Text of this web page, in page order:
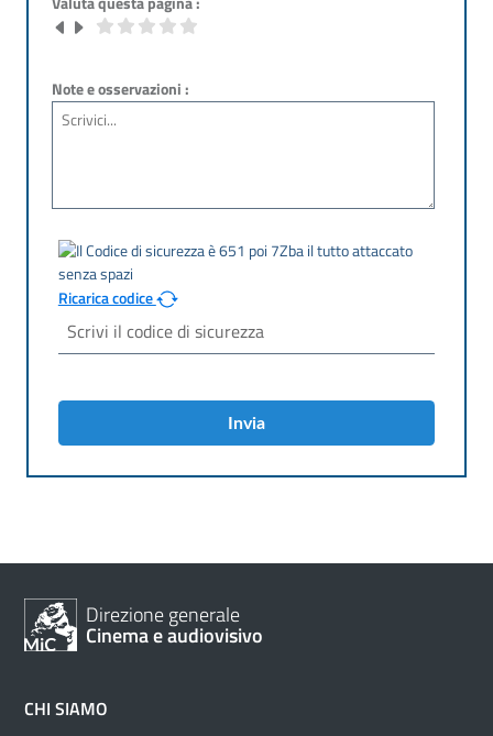
Note e osservazioni :
Ricarica codice
Invia
Direzione generale
Cinema e audiovisivo
CHI SIAMO